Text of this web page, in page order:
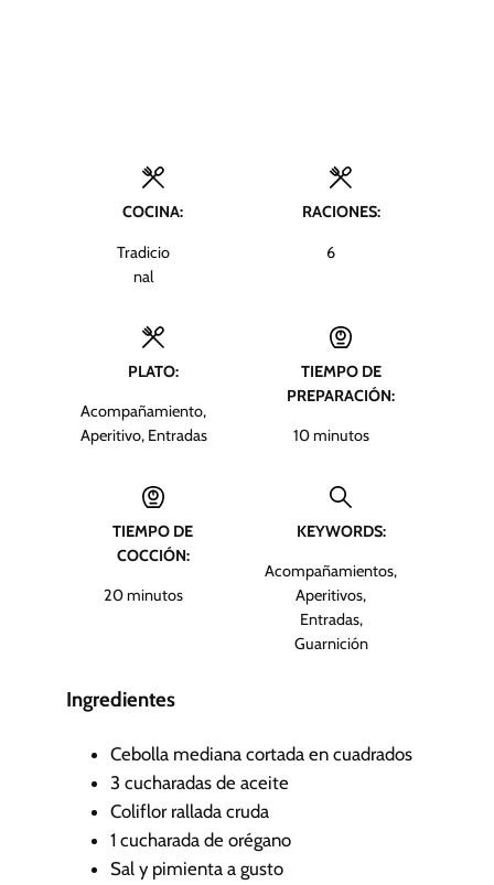
COCINA:
Tradicio
nal
RACIONES:
6
PLATO:
Acompañamiento,
Aperitivo, Entradas
TIEMPO DE
PREPARACIÓN:
10m
t
s
minutos
TIEMPO DE
COCCIÓN:
20m
t
minutos
KEYWORDS:
Acompañamientos,
Aperitivos,
Entradas,
Guarnición
Ingredientes
Cebolla mediana cortada en cuadrados
3 cucharadas de aceite
Coliflor rallada cruda
1 cucharada de orégano
Sal y pimienta a gusto